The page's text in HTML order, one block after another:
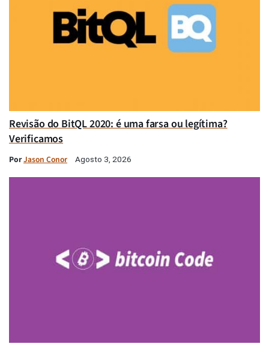
Revisão do BitQL 2020: é uma farsa ou legítima?
Verificamos
PorJason Conor Agosto 3, 2026